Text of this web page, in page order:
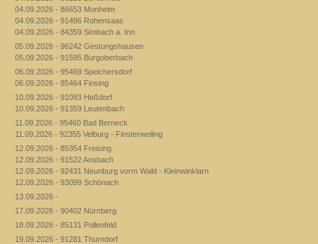
04.09.2026 - 86653 Monheim
04.09.2026 - 91486 Rohensaas
04.09.2026 - 84359 Simbach a. Inn
05.09.2026 - 96242 Gestungshausen
05.09.2026 - 91595 Burgoberbach
06.09.2026 - 95469 Speichersdorf
06.09.2026 - 85464 Finsing
10.09.2026 - 91093 Heßdorf
10.09.2026 - 91359 Leutenbach
11.09.2026 - 95460 Bad Berneck
11.09.2026 - 92355 Velburg - Finsterweiling
12.09.2026 - 85354 Freising
12.09.2026 - 91522 Ansbach
12.09.2026 - 92431 Neunburg vorm Wald - Kleinwinklarn
12.09.2026 - 93099 Schönach
13.09.2026 -
17.09.2026 - 90402 Nürnberg
18.09.2026 - 85131 Pollenfeld
19.09.2026 - 91281 Thurndorf